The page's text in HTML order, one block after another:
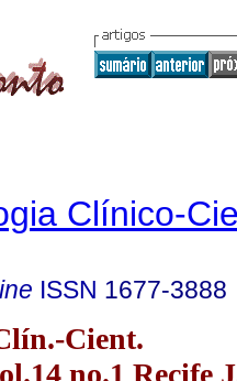
Clínico-
ISSN 1677-3888
Cient.
no.1 Recife